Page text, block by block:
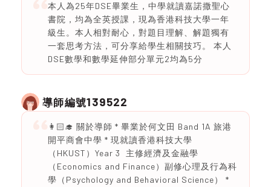
本人為25年DSE畢業生，中學就讀嘉諾撒聖心
書院，均為全英授課，現為香港科技大學一年
級生。本人相對耐心，對題目理解、解題獨有
一套思考方法，可分享給學生相關技巧。 本人
DSE數學和數學延伸部分單元2均為5分
導師編號139522
👩🏻‍🎓 關於導師 * 畢業於何文田 Band 1A 旅港
開平商會中學 * 現就讀香港科技大學
（HKUST）Year 3 主修經濟及金融學
（Economics and Finance）副修心理及行為科
學（Psychology and Behavioral Science） *